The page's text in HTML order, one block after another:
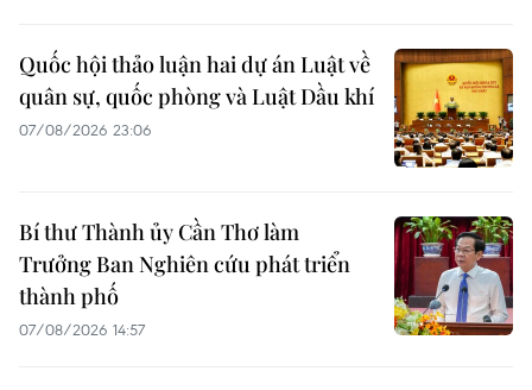
Quốc hội thảo luận hai dự án Luật về
quân sự, quốc phòng và Luật Dầu khí
07/08/2026 23:06
Bí thư Thành ủy Cần Thơ làm
Trưởng Ban Nghiên cứu phát triển
thành phố
07/08/2026 14:57